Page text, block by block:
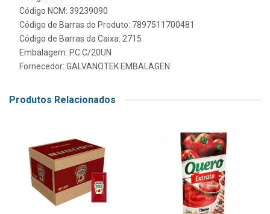
Código NCM: 39239090
Código de Barras do Produto: 7897511700481
Código de Barras da Caixa: 2715
Embalagem: PC C/20UN
Fornecedor: GALVANOTEK EMBALAGEN
Produtos Relacionados